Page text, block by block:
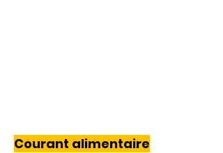
Courant alimentaire